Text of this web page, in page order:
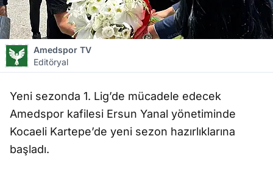
Amedspor TV
Editöryal
Yeni sezonda 1. Lig’de mücadele edecek
Amedspor kafilesi Ersun Yanal yönetiminde
Kocaeli Kartepe’de yeni sezon hazırlıklarına
başladı.